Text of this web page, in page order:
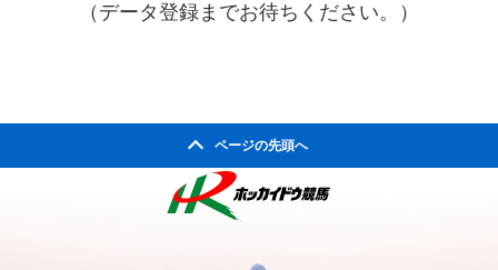
（データ登録までお待ちください。）
ページの先頭へ